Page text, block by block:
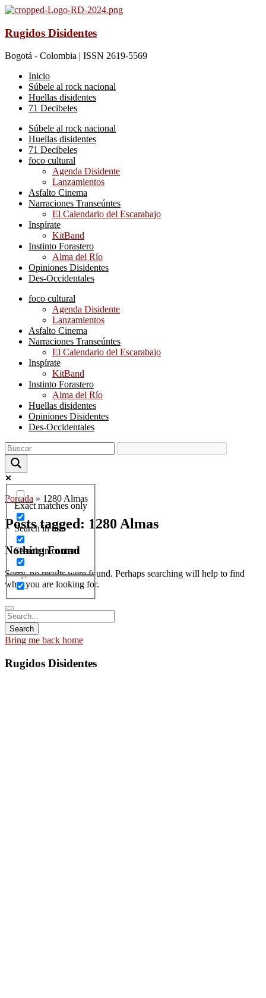
Rugidos Disidentes
Bogotá - Colombia | ISSN 2619-5569
Inicio
Súbele al rock nacional
Huellas disidentes
71 Decibeles
Súbele al rock nacional
Huellas disidentes
71 Decibeles
foco cultural
Agenda Disidente
Lanzamientos
Asfalto Cinema
Narraciones Transeúntes
El Calendario del Escarabajo
Inspírate
KitBand
Instinto Forastero
Alma del Río
Opiniones Disidentes
Des-Occidentales
foco cultural
Agenda Disidente
Lanzamientos
Asfalto Cinema
Narraciones Transeúntes
El Calendario del Escarabajo
Inspírate
KitBand
Instinto Forastero
Alma del Río
Huellas disidentes
Opiniones Disidentes
Des-Occidentales
Exact matches only
Search in title
Search in content
Portada » 1280 Almas
Posts tagged: 1280 Almas
Nothing Found
Sorry, no results were found. Perhaps searching will help to find
what you are looking for.
Bring me back home
Rugidos Disidentes